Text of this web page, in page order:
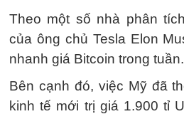
Theo một số nhà phân
của ông chủ Tesla Elon
nhanh giá Bitcoin trong tuần.
Bên cạnh đó, việc Mỹ đã
kinh tế mới trị giá 1.900 tỉ